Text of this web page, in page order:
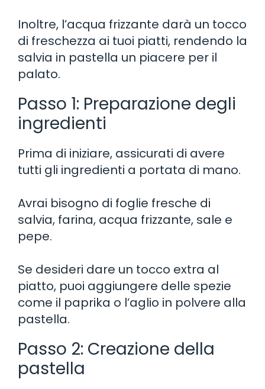
Inoltre, l’acqua frizzante darà un tocco
di freschezza ai tuoi piatti, rendendo la
salvia in pastella un piacere per il
palato.
Passo 1: Preparazione degli
ingredienti
Prima di iniziare, assicurati di avere
tutti gli ingredienti a portata di mano.
Avrai bisogno di foglie fresche di
salvia, farina, acqua frizzante, sale e
pepe.
Se desideri dare un tocco extra al
piatto, puoi aggiungere delle spezie
come il paprika o l’aglio in polvere alla
pastella.
Passo 2: Creazione della
pastella